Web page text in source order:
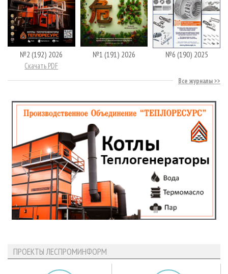
№2 (192) 2026
Скачать PDF
№1 (191) 2026 №6 (190) 2025
Все журналы
ПРОЕКТЫ ЛЕСПРОМИНФОРМ